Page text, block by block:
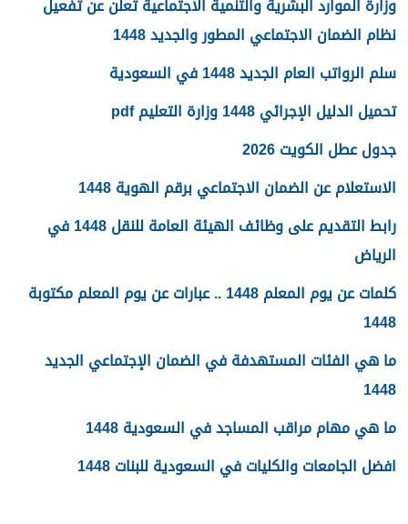
نظام الضمان الاجتماعي المطور والجديد 1448
سلم الرواتب العام الجديد 1448 في السعودية
تحميل الدليل الإجرائي 1448 وزارة التعليم pdf
جدول عطل الكويت 2026
الاستعلام عن الضمان الاجتماعي برقم الهوية 1448
رابط التقديم على وظائف الهيئة العامة للنقل 1448 في
الرياض
كلمات عن يوم المعلم 1448 .. عبارات عن يوم المعلم مكتوبة
1448
ما هي الفئات المستهدفة في الضمان الإجتماعي الجديد
1448
ما هي مهام مراقب المساجد في السعودية 1448
افضل الجامعات والكليات في السعودية للبنات 1448